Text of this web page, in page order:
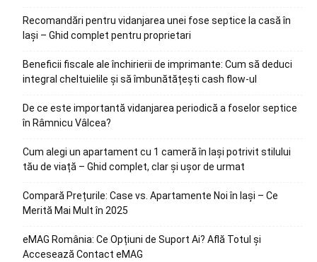
Recomandări pentru vidanjarea unei fose septice la casă în
Iași – Ghid complet pentru proprietari
Beneficii fiscale ale închirierii de imprimante: Cum să deduci
integral cheltuielile și să îmbunătățești cash flow-ul
De ce este importantă vidanjarea periodică a foselor septice
în Râmnicu Vâlcea?
Cum alegi un apartament cu 1 cameră în Iași potrivit stilului
tău de viață – Ghid complet, clar și ușor de urmat
Compară Prețurile: Case vs. Apartamente Noi în Iași – Ce
Merită Mai Mult în 2025
eMAG România: Ce Opțiuni de Suport Ai? Află Totul și
Accesează Contact eMAG